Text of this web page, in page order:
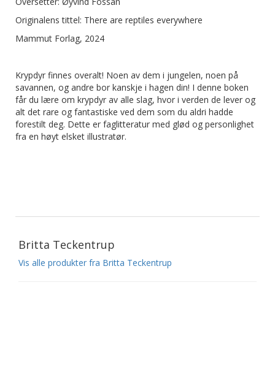
Originalens tittel: There are reptiles everywhere
Mammut Forlag, 2024
Krypdyr finnes overalt! Noen av dem i jungelen, noen på
savannen, og andre bor kanskje i hagen din! I denne boken
får du lære om krypdyr av alle slag, hvor i verden de lever og
alt det rare og fantastiske ved dem som du aldri hadde
forestilt deg. Dette er faglitteratur med glød og personlighet
fra en høyt elsket illustratør.
Britta Teckentrup
Vis alle produkter fra Britta Teckentrup